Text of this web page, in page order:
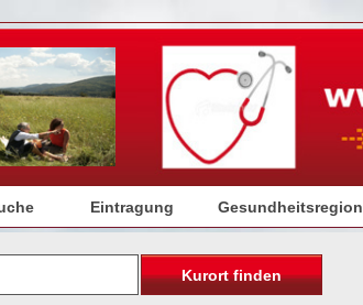
Eintragung Gesundheitsregion